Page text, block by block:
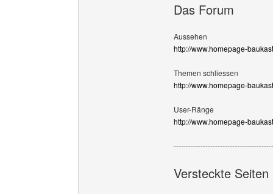
Das Forum
Aussehen
http://www.homepage-
Themen schliessen
http://www.homepage-
User-Ränge
http://www.homepage-
Versteckte Seiten